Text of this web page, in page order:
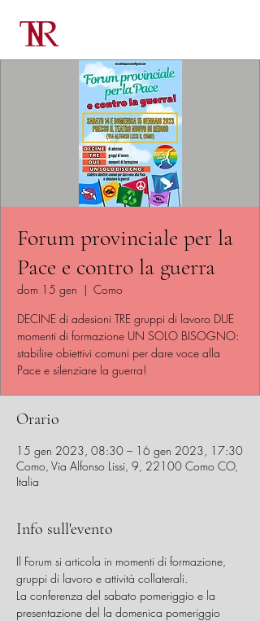
Forum provinciale per la
Pace e contro la guerra
dom 15 gen
  |
Como
DECINE di adesioni TRE gruppi di lavoro DUE
momenti di formazione UN SOLO BISOGNO:
stabilire obiettivi comuni per dare voce alla
Pace e silenziare la guerra!
Orario
15 gen 2023, 08:30 – 16 gen 2023, 17:30
Como, Via Alfonso Lissi, 9, 22100 Como CO,
Italia
Info sull'evento
Il Forum si articola in momenti di formazione,
gruppi di lavoro e attività collaterali.
La conferenza del sabato pomeriggio e la
presentazione del la domenica pomeriggio